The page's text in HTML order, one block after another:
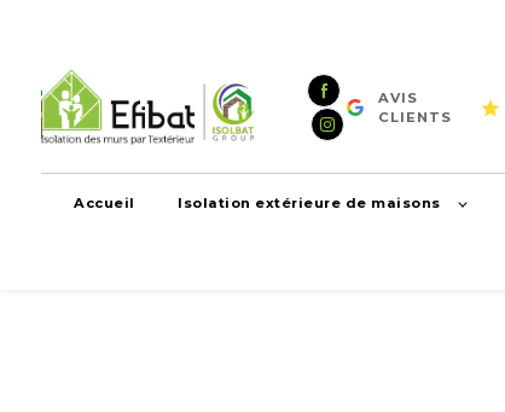
AVIS
CLIENTS
Accueil Isolation extérieure de maisons